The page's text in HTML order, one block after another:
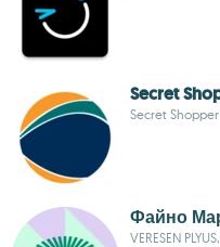
Secret
Secret Shopper
Файно
VERESEN